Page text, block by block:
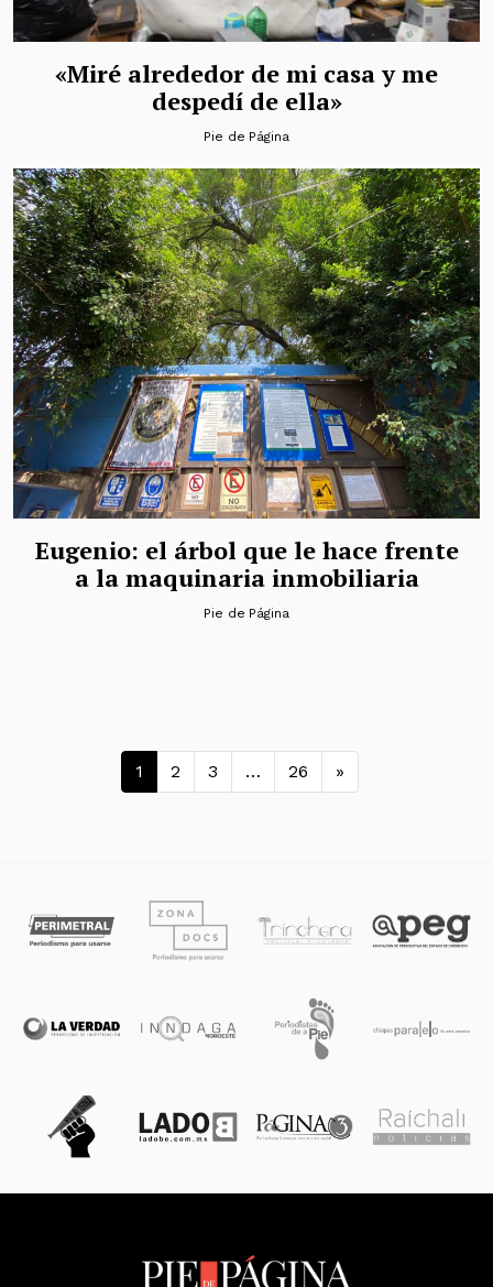
«Miré alrededor de mi casa y me
despedí de ella»
Pie de Página
Eugenio: el árbol que le hace frente
a la maquinaria inmobiliaria
Pie de Página
Navegación de entradas
1 2 3 … 26 »